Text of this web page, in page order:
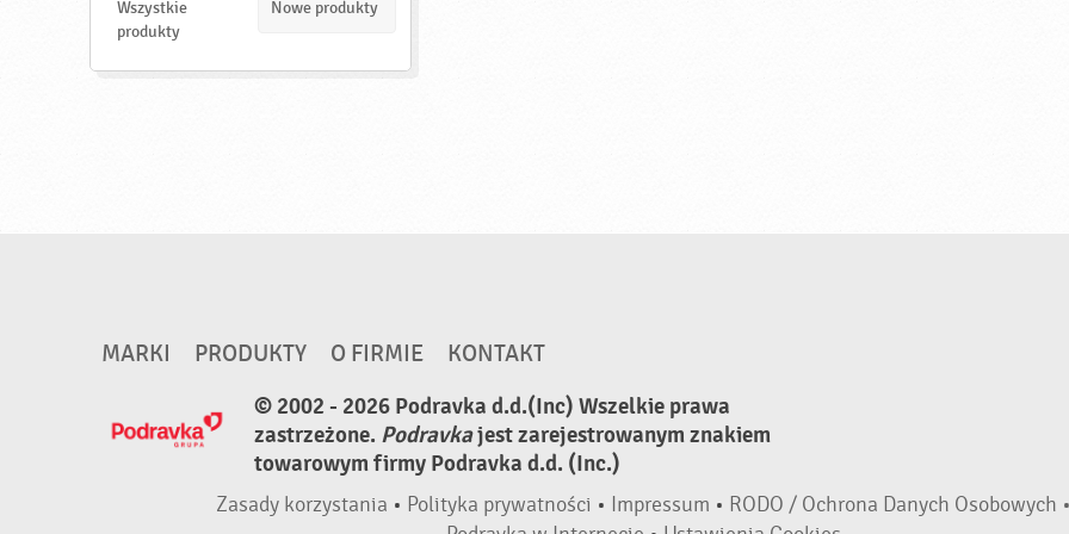
d
Wszystkie
produkty
Nowe produkty
MARKI PRODUKTY O FIRMIE
KONTAKT
© 2002 - 2026 Podravka d.d.(Inc) Wszelkie prawa
zastrzeżone. Podravkajest zarejestrowanym znakiem
towarowym firmy Podravka d.d. (Inc.)
Zasady korzystania • Polityka prywatności • Impressum • RODO / Ochrona Danych Osobowych •